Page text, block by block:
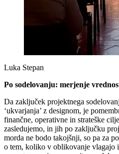
Luka Stepan
Po sodelovanju: merjenje
Da zaključek projektnega
‘ukvarjanja’ z designom, je
finančne, operativne in strateške
zasledujemo, in jih po zaključku
morda ne bodo takojšnji, so pa za
o tem, koliko v oblikovanje vlagajo